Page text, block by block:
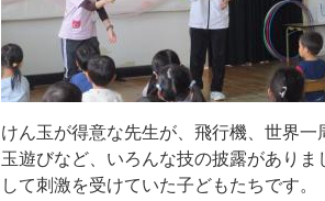
けん玉が得意な先生が、飛行機、世界
玉遊びなど、いろんな技の披露があり
して刺激を受けていた子どもたちです。